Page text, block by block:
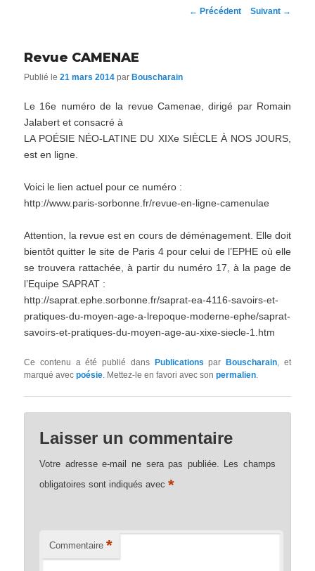
Navigation
← Précédent Suivant →
Revue CAMENAE
Publié le21 mars 2014 par Bouscharain
Le 16e numéro de la revue Camenae, dirigé par Romain
Jalabert et consacré à
LA POÉSIE NÉO-LATINE DU XIXe SIÈCLE À NOS JOURS,
est en ligne.
Voici le lien actuel pour ce numéro :
http://www.paris-sorbonne.fr/revue-en-ligne-camenulae
Attention, la revue est en cours de déménagement. Elle doit
bientôt quitter le site de Paris 4 pour celui de l’EPHE où elle
se trouvera rattachée, à partir du numéro 17, à la page de
l’Equipe SAPRAT :
http://saprat.ephe.sorbonne.fr/saprat-ea-4116-savoirs-et-
pratiques-du-moyen-age-a-lrepoque-moderne-ephe/saprat-
savoirs-et-pratiques-du-moyen-age-au-xixe-siecle-1.htm
Ce contenu a été publié dans Publications par Bouscharain, et
marqué avecpoésie. Mettez-le en favori avec sonpermalien.
Laisser un commentaire
Votre adresse e-mail ne sera pas publiée.
Les champs
obligatoires sont indiqués avec*
Commentaire *